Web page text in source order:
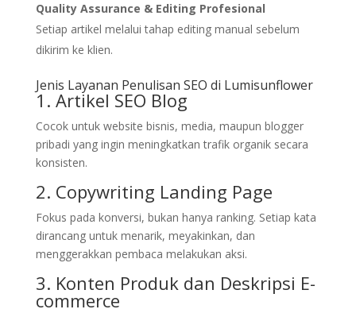
Quality Assurance & Editing Profesional
Setiap artikel melalui tahap editing manual sebelum
dikirim ke klien.
Jenis Layanan Penulisan SEO di Lumisunflower
1. Artikel SEO Blog
Cocok untuk website bisnis, media, maupun blogger
pribadi yang ingin meningkatkan trafik organik secara
konsisten.
2. Copywriting Landing Page
Fokus pada konversi, bukan hanya ranking. Setiap kata
dirancang untuk menarik, meyakinkan, dan
menggerakkan pembaca melakukan aksi.
3. Konten Produk dan Deskripsi E-
commerce